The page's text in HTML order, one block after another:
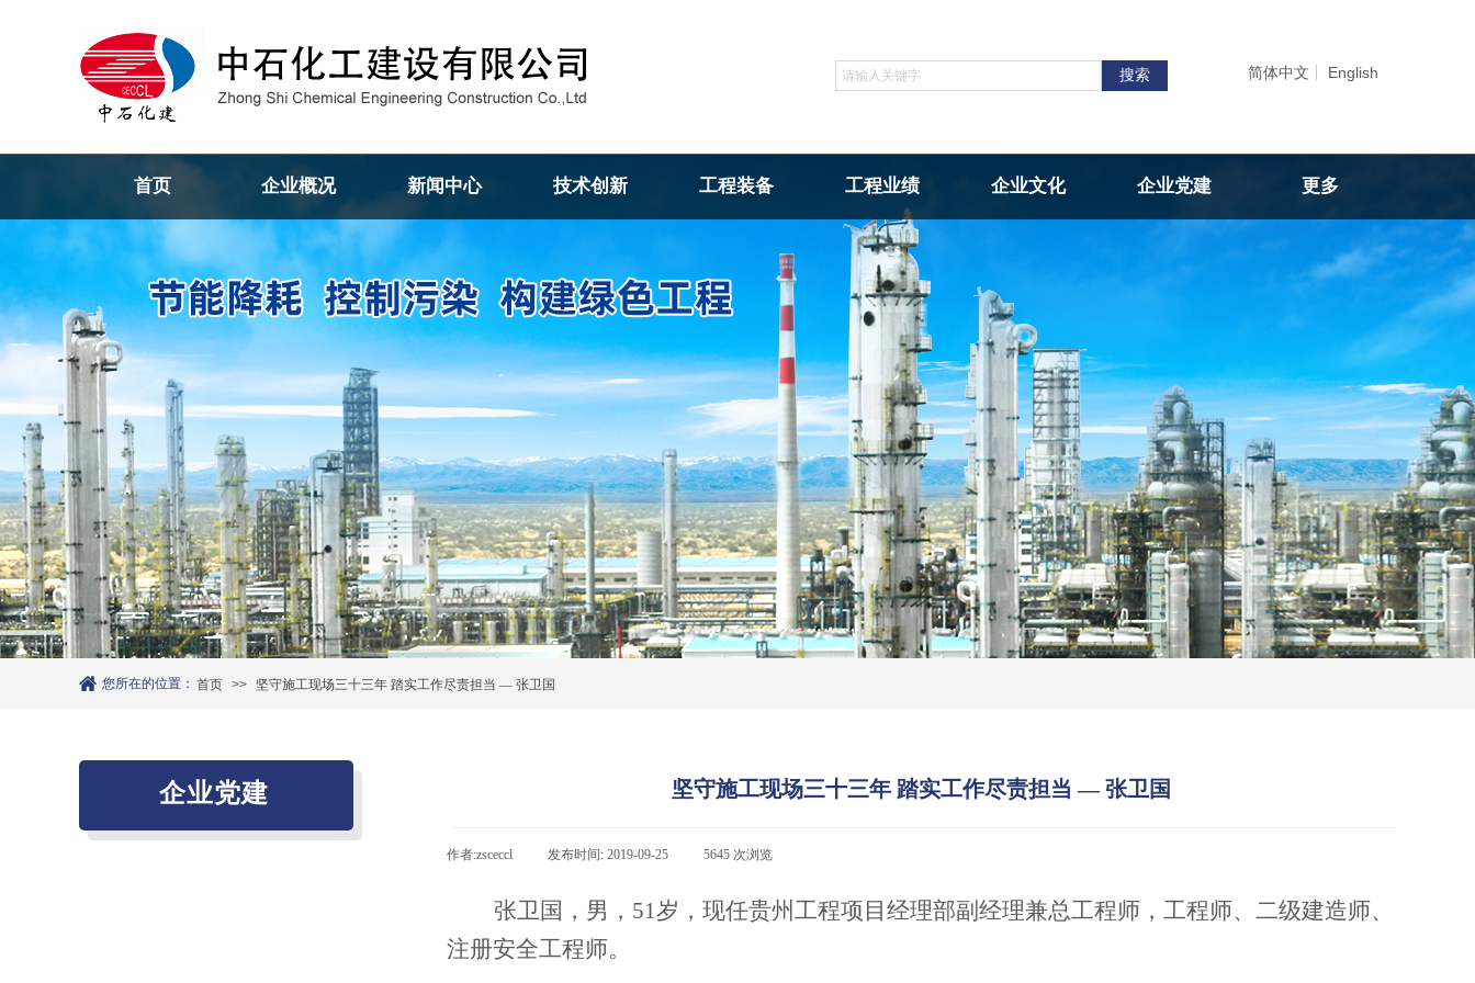
首页 企业概况 新闻中心 技术创新 工程装备 工程业绩 企业文化 企业党建 更多
搜索 简体中文 English
首页 >> 坚守施工现场三十三年 踏实工作尽责担当 — 张卫国
您所在的位置：
企业党建 坚守施工现场三十三年 踏实工作尽责担当 — 张卫国
作者:zsceccl 发布时间: 2019-09-25 5645 次浏览
张卫国，男， 51岁，现任贵州工程项目经理部副经理兼总工程师，工程师、二级建造师、
注册安全工程师。